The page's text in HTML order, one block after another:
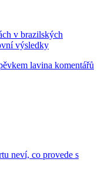
v brazilských
výsledky
lavina komentářů
neví, co provede s